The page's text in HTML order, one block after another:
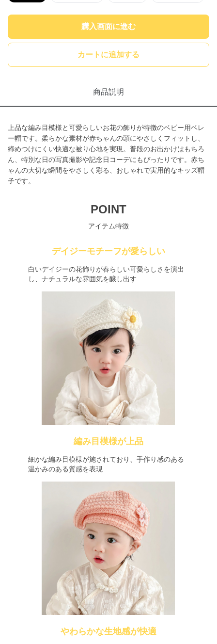
購入画面に進む
カートに追加する
商品説明
上品な編み目模様と可愛らしいお花の飾りが特徴のベビー用ベレ
ー帽です。柔らかな素材が赤ちゃんの頭にやさしくフィットし、
締めつけにくい快適な被り心地を実現。普段のお出かけはもちろ
ん、特別な日の写真撮影や記念日コーデにもぴったりです。赤ち
ゃんの大切な瞬間をやさしく彩る、おしゃれで実用的なキッズ帽
子です。
POINT
アイテム特徴
デイジーモチーフが愛らしい
白いデイジーの花飾りが春らしい可愛らしさを演出
し、ナチュラルな雰囲気を醸し出す
編み目模様が上品
細かな編み目模様が施されており、手作り感のある
温かみのある質感を表現
やわらかな生地感が快適